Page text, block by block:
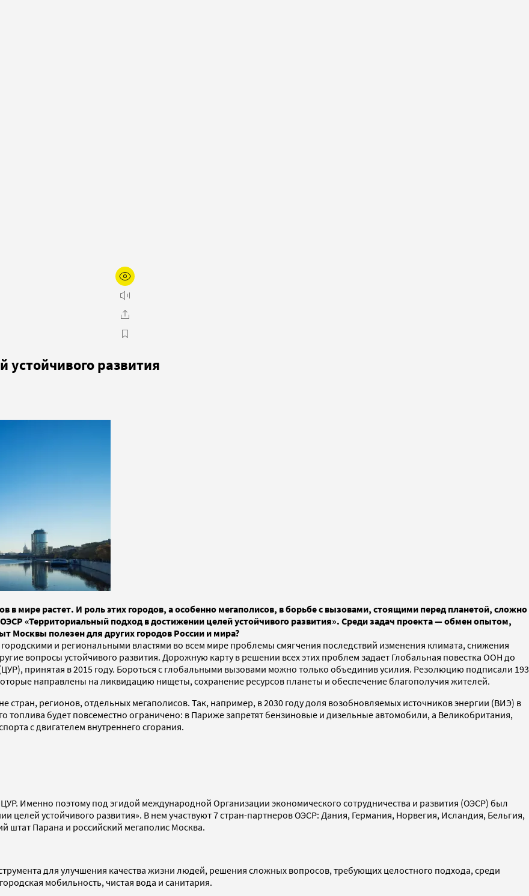
устойчивого развития
в мире растет. И роль этих городов, а особенно мегаполисов, в борьбе с вызовами, стоящими перед планетой, сложно
«Территориальный подход в достижении целей устойчивого развития». Среди задач проекта — обмен опытом,
полезен для других городов России и мира?
и региональными властями во всем мире проблемы смягчения последствий изменения климата, снижения
вопросы устойчивого развития. Дорожную карту в решении всех этих проблем задает Глобальная повестка ООН до
принятая в 2015 году. Бороться с глобальными вызовами можно только объединив усилия. Резолюцию подписали 193
направлены на ликвидацию нищеты, сохранение ресурсов планеты и обеспечение благополучия жителей.
стран, регионов, отдельных мегаполисов. Так, например, в 2030 году доля возобновляемых источников энергии (ВИЭ) в
топлива будет повсеместно ограничено: в Париже запретят бензиновые и дизельные автомобили, а Великобритания,
с двигателем внутреннего сгорания.
Именно поэтому под эгидой международной Организации экономического сотрудничества и развития (ОЭСР) был
устойчивого развития». В нем участвуют 7 стран-партнеров ОЭСР: Дания, Германия, Норвегия, Исландия, Бельгия,
штат Парана и российский мегаполис Москва.
для улучшения качества жизни людей, решения сложных вопросов, требующих целостного подхода, среди
мобильность, чистая вода и санитария.